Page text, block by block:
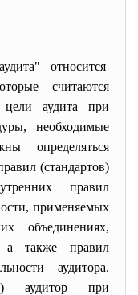
относится
считаются
аудита при
необходимые
определяться
(стандартов)
правил
применяемых
объединениях,
а также правил
аудитора.
аудитор при